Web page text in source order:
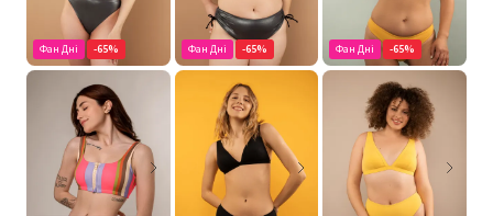
Фан Дні -65% Фан Дні -65% Фан Дні -65%